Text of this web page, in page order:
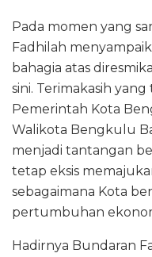
Pada momen yang
Fadhilah
bahagia atas
sini. Terimakasih
Pemerintah Kota
Walikota Bengkulu
menjadi tantangan
tetap eksis
sebagaimana Kota
pertumbuhan
Hadirnya Bundaran